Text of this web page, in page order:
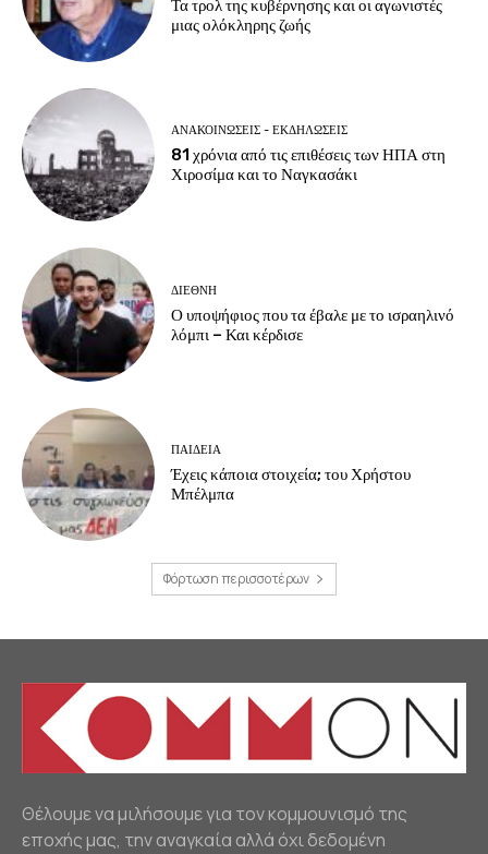
Τα τρολ της κυβέρνησης και οι αγωνιστές
μιας ολόκληρης ζωής
ΑΝΑΚΟΙΝΩΣΕΙΣ - ΕΚΔΗΛΩΣΕΙΣ
81 χρόνια από τις επιθέσεις των ΗΠΑ στη
Χιροσίμα και το Ναγκασάκι
ΔΙΕΘΝΗ
Ο υποψήφιος που τα έβαλε με το ισραηλινό
λόμπι – Και κέρδισε
ΠΑΙΔΕΙΑ
Έχεις κάποια στοιχεία; του Χρήστου
Μπέλμπα
Φόρτωση περισσοτέρων
Θέλουμε να μιλήσουμε για τον κομμουνισμό της
εποχής μας, την αναγκαία αλλά όχι δεδομένη